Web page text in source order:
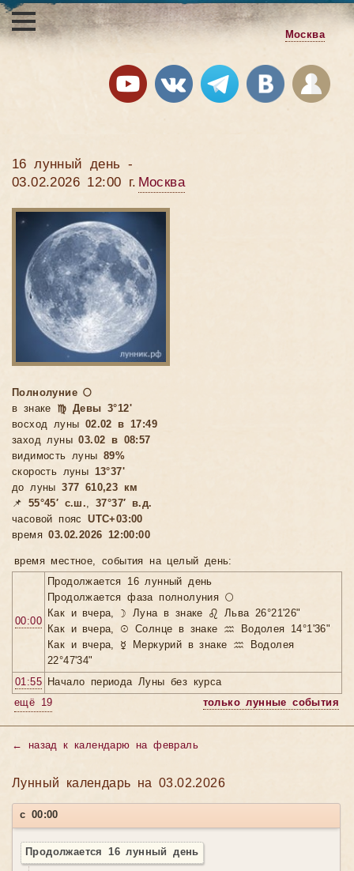
Москва
16 лунный день -
03.02.2026 12:00 г. Москва
Полнолуние 🌕
в знаке ♍ Девы 3°12'
восход луны 02.02 в 17:49
заход луны03.02 в 08:57
видимость луны 89%
скорость луны 13°37'
до луны377 610,23 км
📌 55°45′ с.ш.,37°37′ в.д.
часовой поясUTC+03:00
время03.02.2026 12:00:00
время местное, cобытия на целый день:
00:00
Продолжается 16 лунный день
Продолжается фаза полнолуния 🌕
Как и вчера, ☽ Луна в знаке ♌ Льва 26°21'26"
Как и вчера, ☉ Солнце в знаке ♒ Водолея 14°1'36"
Как и вчера, ☿ Меркурий в знаке ♒ Водолея
22°47'34"
01:55 Начало периода Луны без курса
ещё 19
только лунные события
← назад к календарю на февраль
Лунный календарь на 03.02.2026
с 00:00
Продолжается 16 лунный день